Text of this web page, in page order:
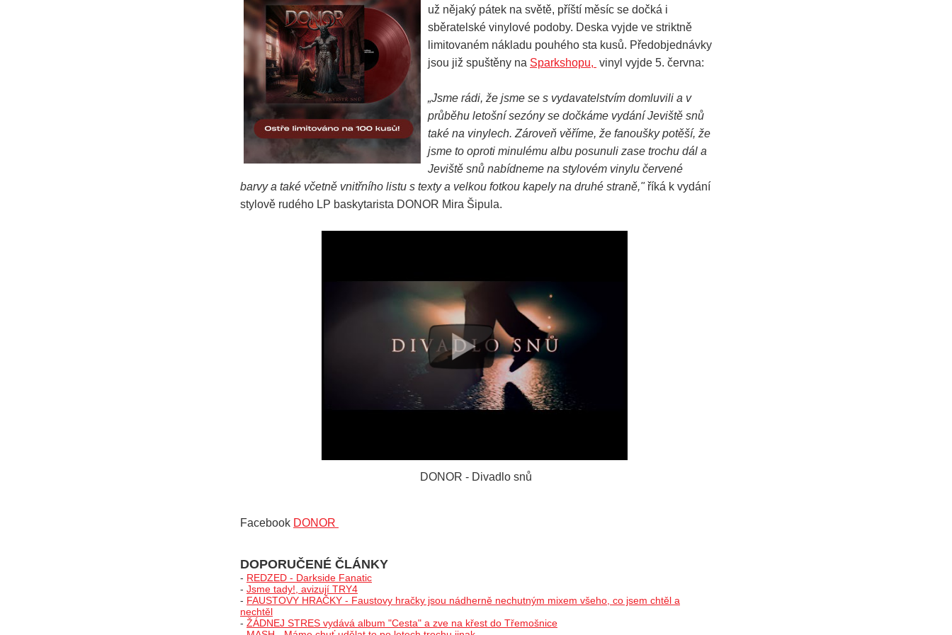
už nějaký pátek na světě, příští měsíc se dočká i
sběratelské vinylové podoby. Deska vyjde ve striktně
limitovaném nákladu pouhého sta kusů. Předobjednávky
jsou již spuštěny na Sparkshopu, vinyl vyjde 5. června:
„Jsme rádi, že jsme se s vydavatelstvím domluvili a v
průběhu letošní sezóny se dočkáme vydání Jeviště snů
také na vinylech. Zároveň věříme, že fanoušky potěší, že
jsme to oproti minulému albu posunuli zase trochu dál a
Jeviště snů nabídneme na stylovém vinylu červené
barvy a také včetně vnitřního listu s texty a velkou fotkou kapely na druhé straně,"říká k vydání
stylově rudého LP baskytarista DONOR Mira Šipula.
DONOR - Divadlo snů
Facebook DONOR
DOPORUČENÉ ČLÁNKY
- REDZED - Darkside Fanatic
- Jsme tady!, avizují TRY4
- FAUSTOVY HRAČKY - Faustovy hračky jsou nádherně nechutným mixem všeho, co jsem chtěl a
nechtěl
- ŽÁDNEJ STRES vydává album "Cesta" a zve na křest do Třemošnice